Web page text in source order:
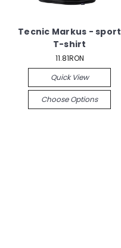
Tecnic Markus - sport
T-shirt
11.81RON
Quick View
Choose Options